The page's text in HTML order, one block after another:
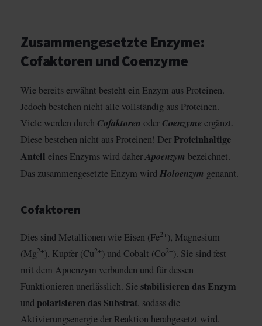
Zusammengesetzte Enzyme:
Cofaktoren und Coenzyme
Wie bereits erwähnt besteht ein Enzym aus Proteinen.
Jedoch bestehen nicht alle vollständig aus Proteinen.
Viele werden durch Cofaktoren oder Coenzyme ergänzt.
Diese bestehen nicht aus Proteinen! Der Proteinhaltige
Anteil eines Enzyms wird daherApoenzym bezeichnet.
Das zusammengesetzte Enzym wird Holoenzym genannt.
Cofaktoren
Dies sind Metallionen wie Eisen (Fe2+), Magnesium
(Mg2+), Kupfer (Cu2+) und Cobalt (Co2+). Sie sind fest
mit dem Apoenzym verbunden und für dessen
Funktionieren unerlässlich. Siestabilisieren das Enzym
und polarisieren das Substrat, sodass die
Aktivierungsenergie der Reaktion herabgesetzt wird.